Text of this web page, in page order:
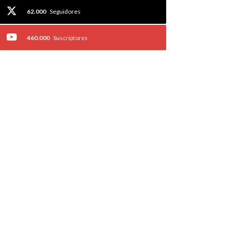
62.000 Seguidores
460.000 Suscriptores